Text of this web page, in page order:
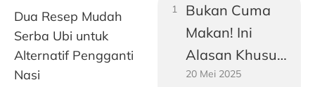
Dua Resep Mudah
Serba Ubi untuk
Alternatif Pengganti
Nasi
Bukan Cuma
Makan! Ini
Alasan Khusus
Perut Pria
20 Mei 2025